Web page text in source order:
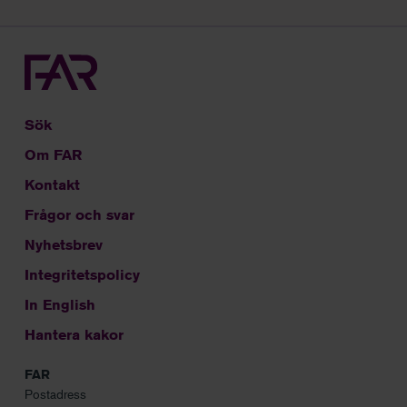
Sök
Om FAR
Kontakt
Frågor och svar
Nyhetsbrev
Integritetspolicy
In English
Hantera kakor
FAR
Postadress